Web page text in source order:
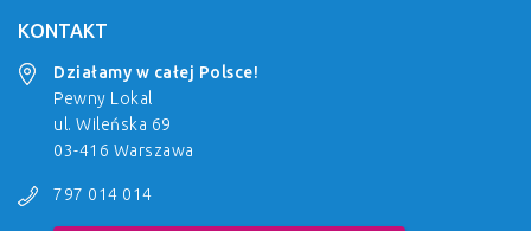
KONTAKT
Działamy w całej Polsce!
Pewny Lokal
ul. Wileńska 69
03-416 Warszawa
797 014 014